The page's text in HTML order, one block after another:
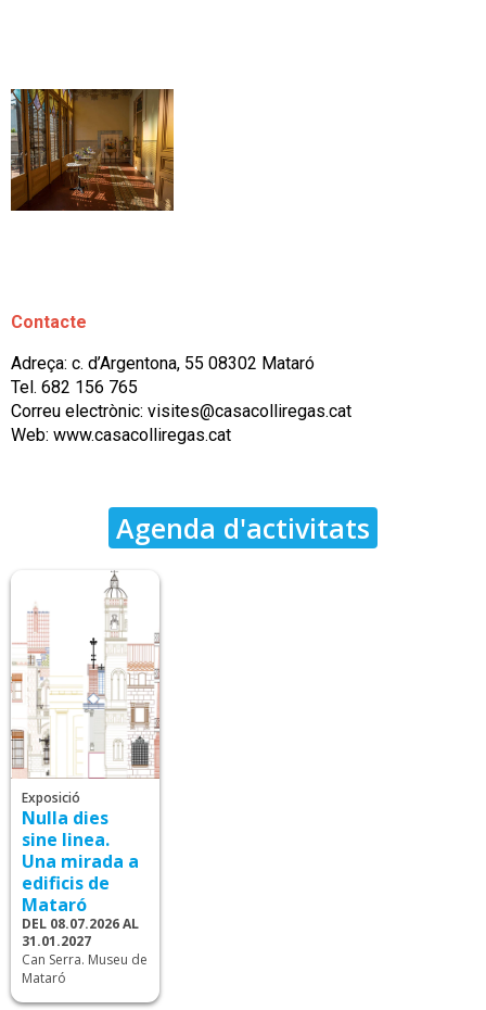
Contacte
Adreça: c. d’Argentona, 55 08302 Mataró
Tel. 682 156 765
Correu electrònic: visites@casacolliregas.cat
Web: www.casacolliregas.cat
Agenda d'activitats
Exposició
Nulla dies
sine linea.
Una mirada a
edificis de
Mataró
DEL 08.07.2026 AL
31.01.2027
Can Serra. Museu de
Mataró